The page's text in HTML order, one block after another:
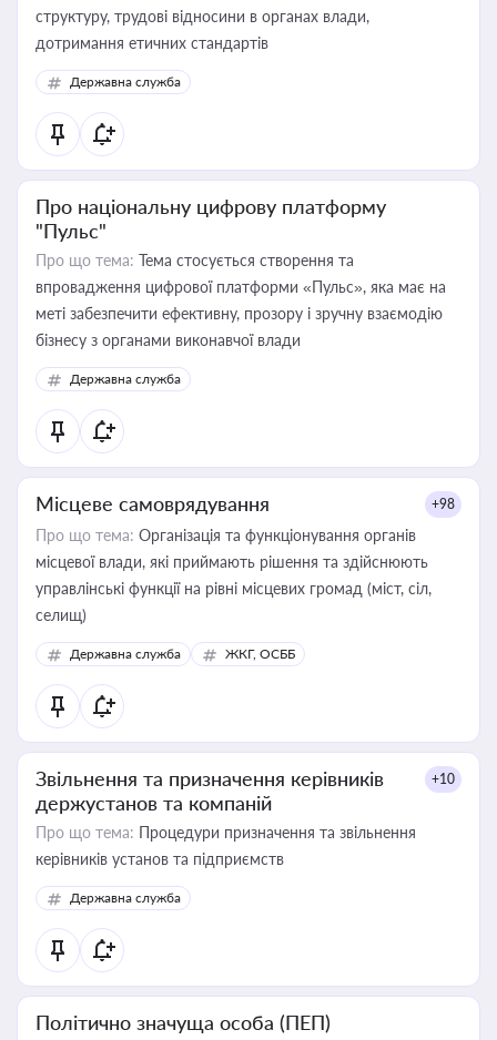
структуру, трудові відносини в органах влади,
дотримання етичних стандартів
Державна служба
Про національну цифрову платформу
"Пульс"
Про що тема: Тема стосується створення та
впровадження цифрової платформи «Пульс», яка має на
меті забезпечити ефективну, прозору і зручну взаємодію
бізнесу з органами виконавчої влади
Державна служба
Місцеве самоврядування +98
Про що тема: Організація та функціонування органів
місцевої влади, які приймають рішення та здійснюють
управлінські функції на рівні місцевих громад (міст, сіл,
селищ)
Державна служба ЖКГ, ОСББ
Звільнення та призначення керівників
держустанов та компаній
+10
Про що тема: Процедури призначення та звільнення
керівників установ та підприємств
Державна служба
Політично значуща особа (ПЕП)